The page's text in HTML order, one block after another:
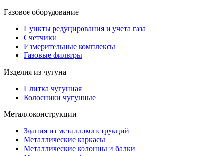
Газовое оборудование
Пункты редуцирования и учета газа
Счетчики
Измерительные комплексы
Газовые фильтры
Изделия из чугуна
Плитка чугунная
Колосники чугунные
Металлоконструкции
Здания из металлоконструкций
Металлические каркасы
Металлические колонны и балки